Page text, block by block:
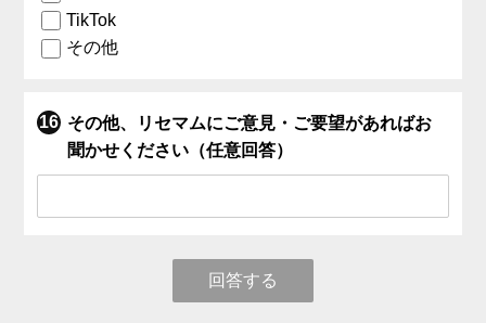
TikTok
その他
その他、リセマムにご意見・ご要望があればお
聞かせください（任意回答）
回答する